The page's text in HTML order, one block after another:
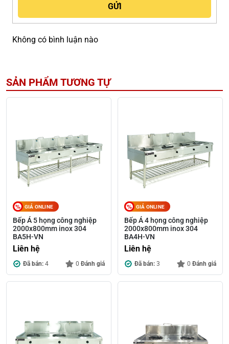
Không có bình luận nào
SẢN PHẨM TƯƠNG TỰ
GIÁ ONLINE
Bếp Á 5 họng công nghiệp
2000x800mm inox 304
BA5H-VN
Liên hệ
Đã bán: 4 0 Đánh giá
GIÁ ONLINE
Bếp Á 4 họng công nghiệp
2000x800mm inox 304
BA4H-VN
Liên hệ
Đã bán: 3 0 Đánh giá